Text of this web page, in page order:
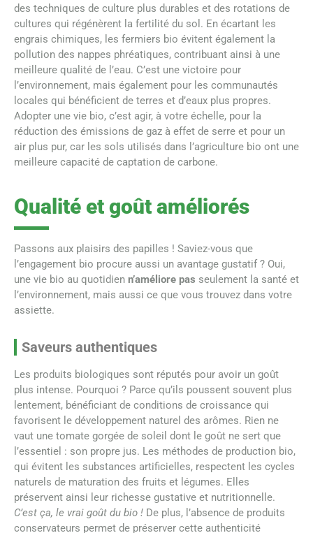
des techniques de culture plus durables et des rotations de
cultures qui régénèrent la fertilité du sol. En écartant les
engrais chimiques, les fermiers bio évitent également la
pollution des nappes phréatiques, contribuant ainsi à une
meilleure qualité de l’eau. C’est une victoire pour
l’environnement, mais également pour les communautés
locales qui bénéficient de terres et d’eaux plus propres.
Adopter une vie bio, c’est agir, à votre échelle, pour la
réduction des émissions de gaz à effet de serre et pour un
air plus pur, car les sols utilisés dans l’agriculture bio ont une
meilleure capacité de captation de carbone.
Qualité et goût améliorés
Passons aux plaisirs des papilles ! Saviez-vous que
l’engagement bio procure aussi un avantage gustatif ? Oui,
une vie bio au quotidien n’améliore pas seulement la santé et
l’environnement, mais aussi ce que vous trouvez dans votre
assiette.
Saveurs authentiques
Les produits biologiques sont réputés pour avoir un goût
plus intense. Pourquoi ? Parce qu’ils poussent souvent plus
lentement, bénéficiant de conditions de croissance qui
favorisent le développement naturel des arômes. Rien ne
vaut une tomate gorgée de soleil dont le goût ne sert que
l’essentiel : son propre jus. Les méthodes de production bio,
qui évitent les substances artificielles, respectent les cycles
naturels de maturation des fruits et légumes. Elles
préservent ainsi leur richesse gustative et nutritionnelle.
C’est ça, le vrai goût du bio ! De plus, l’absence de produits
conservateurs permet de préserver cette authenticité